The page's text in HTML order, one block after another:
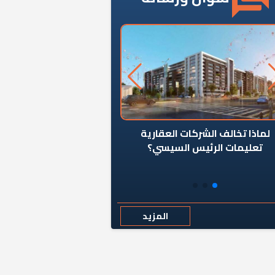
من يوقف سرطان الأبراج السكنية
المخالفة ياحكومة؟
المزيد